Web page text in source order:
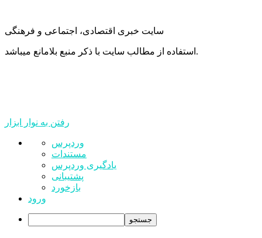
سایت خبری اقتصادی، اجتماعی و فرهنگی
استفاده از مطالب سایت با ذکر منبع بلامانع میباشد.
رفتن به نوار ابزار
درباره
وردپرس
وردپرس
مستندات
یادگیری وردپرس
پشتیبانی
بازخورد
ورود
جستجو